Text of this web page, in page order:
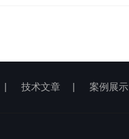
技术文章 案例展示